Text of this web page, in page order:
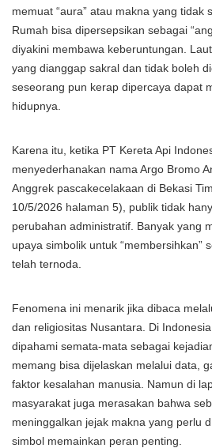
memuat “aura” atau makna yang tidak
Rumah bisa dipersepsikan sebagai
diyakini membawa keberuntungan.
yang dianggap sakral dan tidak boleh
seseorang pun kerap dipercaya dapat
hidupnya.
Karena itu, ketika PT Kereta Api
menyederhanakan nama Argo Bromo
Anggrek pascakecelakaan di Bekasi
10/5/2026 halaman 5), publik tidak
perubahan administratif. Banyak yang
upaya simbolik untuk “membersihkan”
telah ternoda.
Fenomena ini menarik jika dibaca
dan religiositas Nusantara. Di
dipahami semata-mata sebagai
memang bisa dijelaskan melalui data,
faktor kesalahan manusia. Namun di
masyarakat juga merasakan bahwa
meninggalkan jejak makna yang perlu
simbol memainkan peran penting.